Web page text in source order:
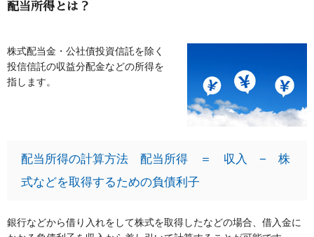
配当所得とは？
株式配当金・公社債投資信託を除く
投信信託の収益分配金などの所得を
指します。
配当所得の計算方法 配当所得 ＝ 収入 − 株
式などを取得するための負債利子
銀行などから借り入れをして株式を取得したなどの場合、借入金に